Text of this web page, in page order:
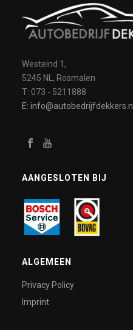
Westeind 1,
5245 NL, Rosmalen
T: 073 - 5211888
E: info@autobedrijfdekkers.nl
AANGESLOTEN BIJ
ALGEMEEN
Privacy Policy
Imprint